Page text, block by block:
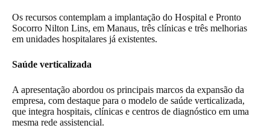
Os recursos contemplam a implantação do Hospital e Pronto
Socorro Nilton Lins, em Manaus, três clínicas e três melhorias
em unidades hospitalares já existentes.
Saúde verticalizada
A apresentação abordou os principais marcos da expansão da
empresa, com destaque para o modelo de saúde verticalizada,
que integra hospitais, clínicas e centros de diagnóstico em uma
mesma rede assistencial.